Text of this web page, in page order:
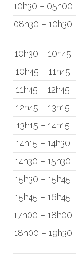
10h30 – 05h00
08h30 – 10h30
10h30 – 10h45
10h45 – 11h45
11h45 – 12h45
12h45 – 13h15
13h15 – 14h15
14h15 – 14h30
14h30 – 15h30
15h30 – 15h45
15h45 – 16h45
17h00 – 18h00
18h00 – 19h30